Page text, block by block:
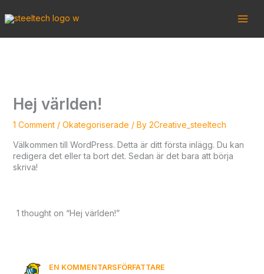
content
Hej världen!
1 Comment / Okategoriserade / By 2Creative_steeltech
Välkommen till WordPress. Detta är ditt första inlägg. Du kan
redigera det eller ta bort det. Sedan är det bara att börja
skriva!
1 thought on “Hej världen!”
EN KOMMENTARSFÖRFATTARE